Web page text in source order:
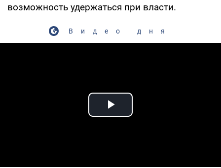
возможность удержаться при власти.
Видео дня
Play Video